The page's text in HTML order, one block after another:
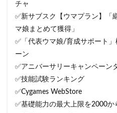
チャ
✅新サブスク【ウマプラン】「
マ娘まとめて獲得」
✅「代表ウマ娘/育成サポート
ーン
✅アニバーサリーキャンペーン
✅技能試験ランキング
✅Cygames WebStore
✅基礎能力の最大上限を2000か